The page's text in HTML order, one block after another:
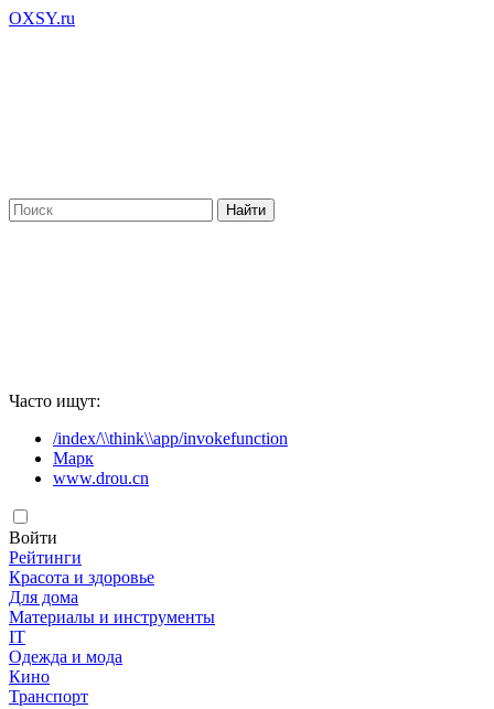
OXSY.ru
Часто ищут:
/index/\\think\\app/invokefunction
Марк
www.drou.cn
Войти
Рейтинги
Красота и здоровье
Для дома
Материалы и инструменты
IT
Одежда и мода
Кино
Транспорт